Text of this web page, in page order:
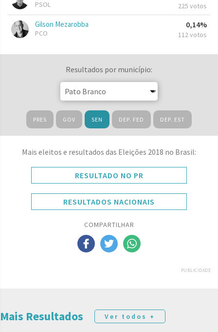
PSOL 225 votos
Gilson Mezarobba
PCO
0,14%
112 votos
Resultados por município:
PRES GOV SEN DEP. FED DEP. EST
Mais eleitos e resultados das Eleições 2018 no Brasil:
RESULTADO NO PR
RESULTADOS NACIONAIS
COMPARTILHAR
PUBLICIDADE
Mais Resultados Ver todos +